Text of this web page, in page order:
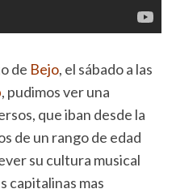
de Bejo, el sábado a las
, pudimos ver una
que iban desde la
de un rango de edad
su cultura musical
capitalinas mas